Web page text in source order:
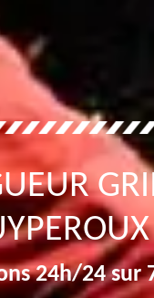
24h/24 sur